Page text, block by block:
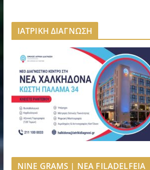
ΙΑΤΡΙΚΗ ΔΙΑΓΝΩΣΗ
NINE GRAMS | NEA FILADELFEIA